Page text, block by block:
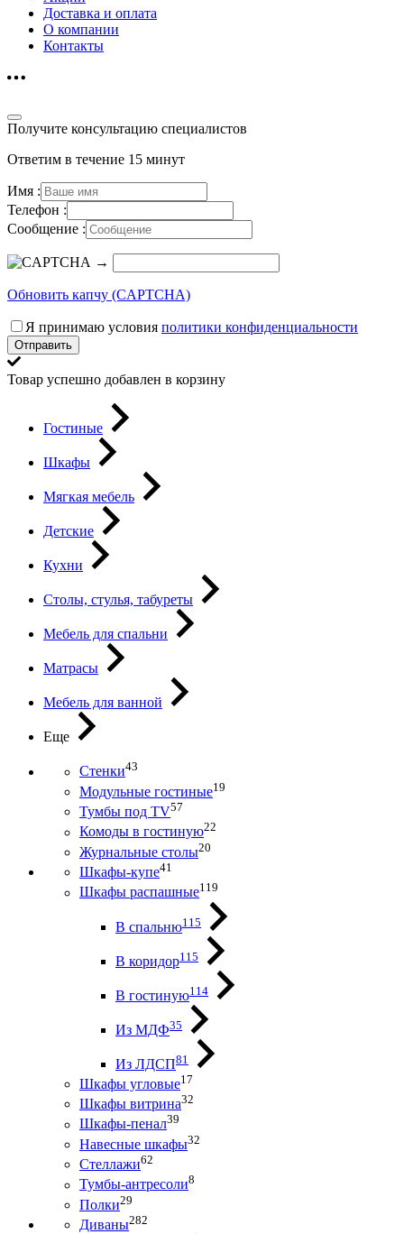
Доставка и оплата
О компании
Контакты
Получите консультацию специалистов
Ответим в течение 15 минут
Имя :
Телефон :
Сообщение :
→
Обновить капчу (CAPTCHA)
Я принимаю условия политики конфиденциальности
Отправить
Товар успешно добавлен в корзину
Гостиные
Шкафы
Мягкая мебель
Детские
Кухни
Столы, стулья, табуреты
Мебель для спальни
Матрасы
Мебель для ванной
Еще
Стенки43
Модульные гостиные19
Тумбы под ТV57
Комоды в гостиную22
Журнальные столы20
Шкафы-купе41
Шкафы распашные119
В спальню115
В коридор115
В гостиную114
Из МДФ35
Из ЛДСП81
Шкафы угловые17
Шкафы витрина32
Шкафы-пенал39
Навесные шкафы32
Стеллажи62
Тумбы-антресоли8
Полки29
Диваны282